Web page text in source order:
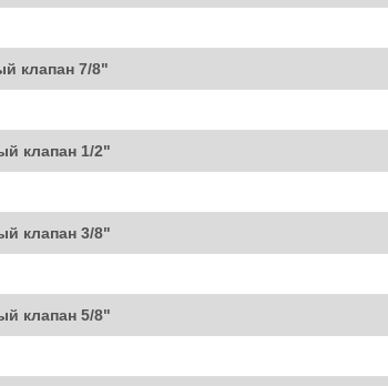
клапан 7/8"
клапан 1/2"
клапан 3/8"
клапан 5/8"